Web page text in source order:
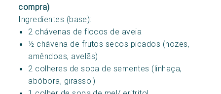
compra)
Ingredientes (base):
2 chávenas de flocos de aveia
½ chávena de frutos secos picados (nozes,
amêndoas, avelãs)
2 colheres de sopa de sementes (linhaça,
abóbora, girassol)